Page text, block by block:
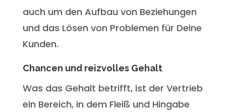
auch um den Aufbau von Beziehungen
und das Lösen von Problemen für Deine
Kunden.
Chancen und reizvolles Gehalt
Was das Gehalt betrifft, ist der Vertrieb
ein Bereich, in dem Fleiß und Hingabe